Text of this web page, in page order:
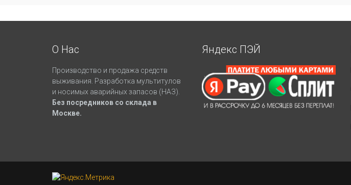
О Нас
Производство и продажа средств
выживания. Разработка мультитулов
и носимых аварийных запасов (НАЗ).
Без посредников со склада в
Москве.
Яндекс ПЭЙ